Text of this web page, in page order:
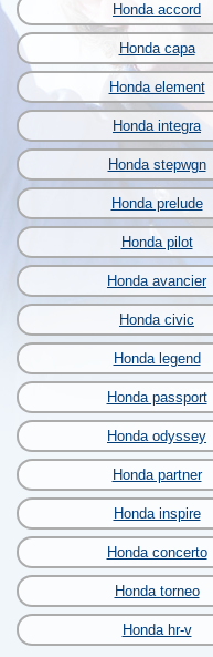
Honda accord
Honda capa
Honda element
Honda integra
Honda stepwgn
Honda prelude
Honda pilot
Honda avancier
Honda civic
Honda legend
Honda passport
Honda odyssey
Honda partner
Honda inspire
Honda concerto
Honda torneo
Honda hr-v